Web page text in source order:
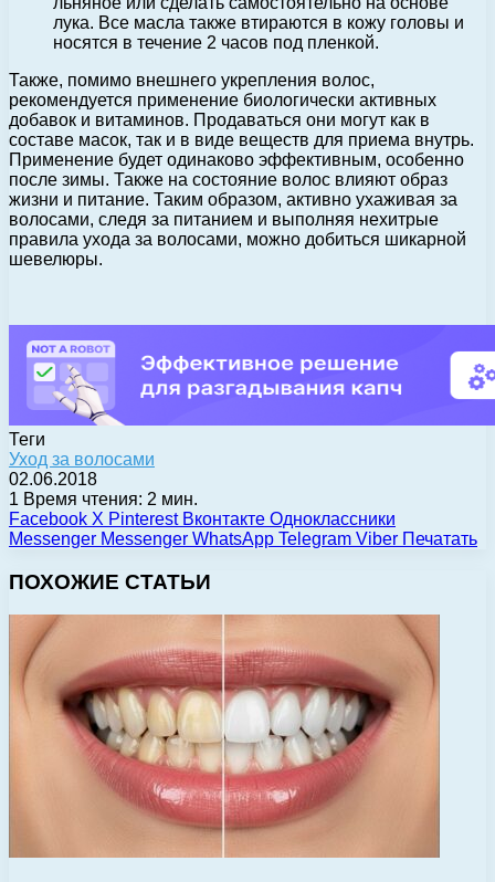
лука. Все масла также втираются в кожу головы и
носятся в течение 2 часов под пленкой.
Также, помимо внешнего укрепления волос,
рекомендуется применение биологически активных
добавок и витаминов. Продаваться они могут как в
составе масок, так и в виде веществ для приема внутрь.
Применение будет одинаково эффективным, особенно
после зимы. Также на состояние волос влияют образ
жизни и питание. Таким образом, активно ухаживая за
волосами, следя за питанием и выполняя нехитрые
правила ухода за волосами, можно добиться шикарной
шевелюры.
Теги
Уход за волосами
02.06.2018
1 Время чтения: 2 мин.
Facebook X Pinterest Вконтакте Одноклассники
Messenger Messenger WhatsApp Telegram Viber Печатать
ПОХОЖИЕ СТАТЬИ